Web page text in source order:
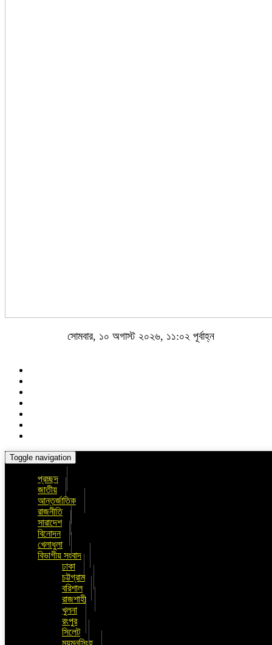
সোমবার, ১০ অগাস্ট ২০২৬, ১১:০২ পূর্বাহ্ন
Toggle navigation
প্রচ্ছদ
জাতীয়
আন্তর্জাতিক
রাজনীতি
সারাদেশ
বিনোদন
খেলাধুলা
বিভাগীয় সংবাদ
ঢাকা
চট্টগ্রাম
বরিশাল
রাজশাহী
খুলনা
রংপুর
সিলেট
ময়মনসিংহ